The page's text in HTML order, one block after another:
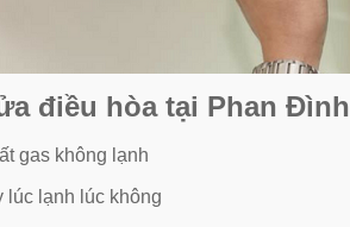
điều hòa tại Phan
gas không lạnh
lúc lạnh lúc không